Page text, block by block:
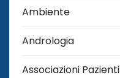
Ambiente
Andrologia
Associazioni Pazienti